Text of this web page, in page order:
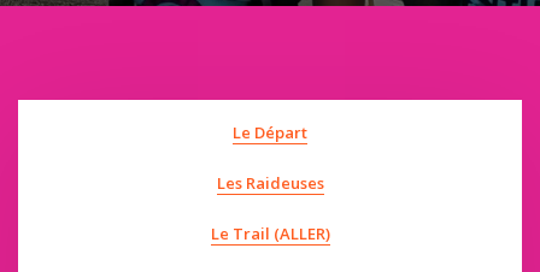
Le Départ
Les Raideuses
Le Trail (ALLER)